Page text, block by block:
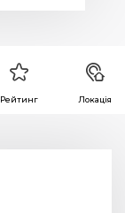
Рейтинг Локація